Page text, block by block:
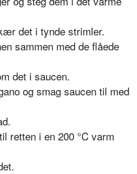
det i tynde strimler.
sammen med de flåede
det i saucen.
og smag saucen til med
retten i en 200 °C varm